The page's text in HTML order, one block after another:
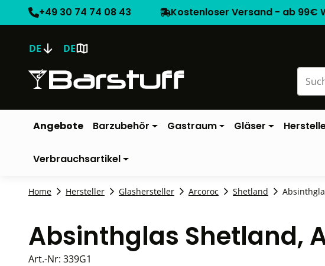
+49 30 74 74 08 43 Kostenloser Versand - ab 99€
DE DE
Angebote Barzubehör Gastraum Gläser
Verbrauchsartikel
Home Hersteller Glashersteller Arcoroc Shetland
Absinthglas Shetland,
Art.-Nr: 339G1